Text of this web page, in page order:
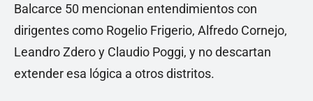
Balcarce 50 mencionan entendimientos con
dirigentes como Rogelio Frigerio, Alfredo Cornejo,
Leandro Zdero y Claudio Poggi, y no descartan
extender esa lógica a otros distritos.